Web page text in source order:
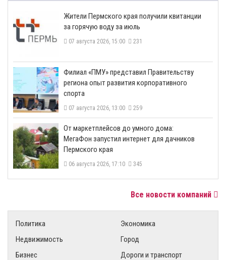
​Жители Пермского края получили квитанции
за горячую воду за июль
07 августа 2026, 15:00 231
​Филиал «ПМУ» представил Правительству
региона опыт развития корпоративного
спорта
07 августа 2026, 13:00 259
От маркетплейсов до умного дома:
МегаФон запустил интернет для дачников
Пермского края
06 августа 2026, 17:10 345
Все новости компаний
Политика
Экономика
Недвижимость
Город
Бизнес
Дороги и транспорт